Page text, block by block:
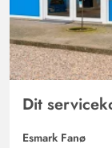
Dit
Esmark Fanø